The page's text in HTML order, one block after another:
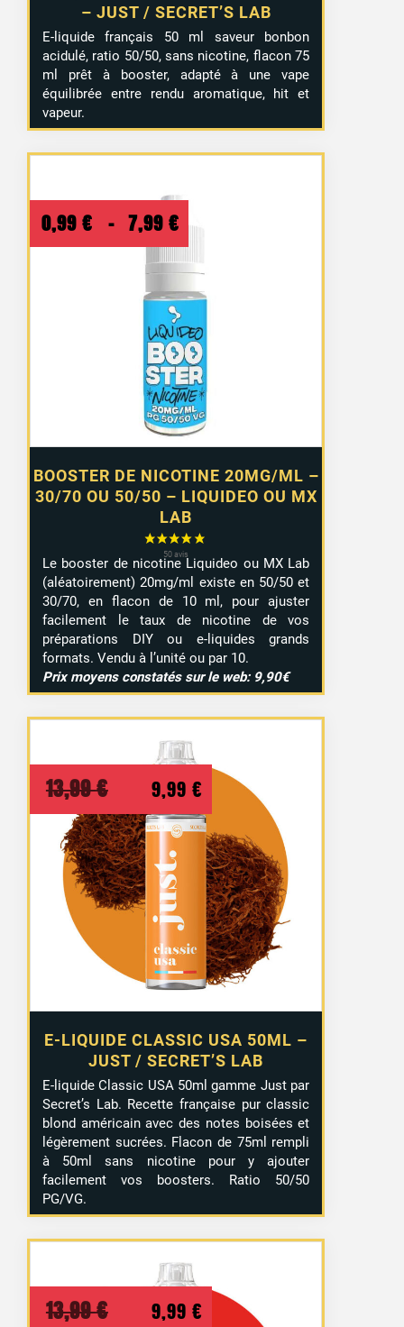
– JUST / SECRET’S LAB
E-liquide français 50 ml saveur bonbon
acidulé, ratio 50/50, sans nicotine, flacon 75
ml prêt à booster, adapté à une vape
équilibrée entre rendu aromatique, hit et
vapeur.
BOOSTER DE NICOTINE 20MG/ML –
30/70 OU 50/50 – LIQUIDEO OU MX
LAB
0,99 € – 7,99 € Plage
de
prix :
0,99 €
à
7,99 €
Le booster de nicotine Liquideo ou MX Lab
(aléatoirement) 20mg/ml existe en 50/50 et
30/70, en flacon de 10 ml, pour ajuster
facilement le taux de nicotine de vos
préparations DIY ou e-liquides grands
formats. Vendu à l’unité ou par 10.
Prix moyens constatés sur le web: 9,90€
E-LIQUIDE CLASSIC USA 50ML –
JUST / SECRET’S LAB
13,99€
Le
prix
initial
était :
13,99 €.
9,99 €
prix
actuel
est :
9,99 €.
E-liquide Classic USA 50ml gamme Just par
Secret’s Lab. Recette française pur classic
blond américain avec des notes boisées et
légèrement sucrées. Flacon de 75ml rempli
à 50ml sans nicotine pour y ajouter
facilement vos boosters. Ratio 50/50
PG/VG.
13,99€
Le
9,99 €